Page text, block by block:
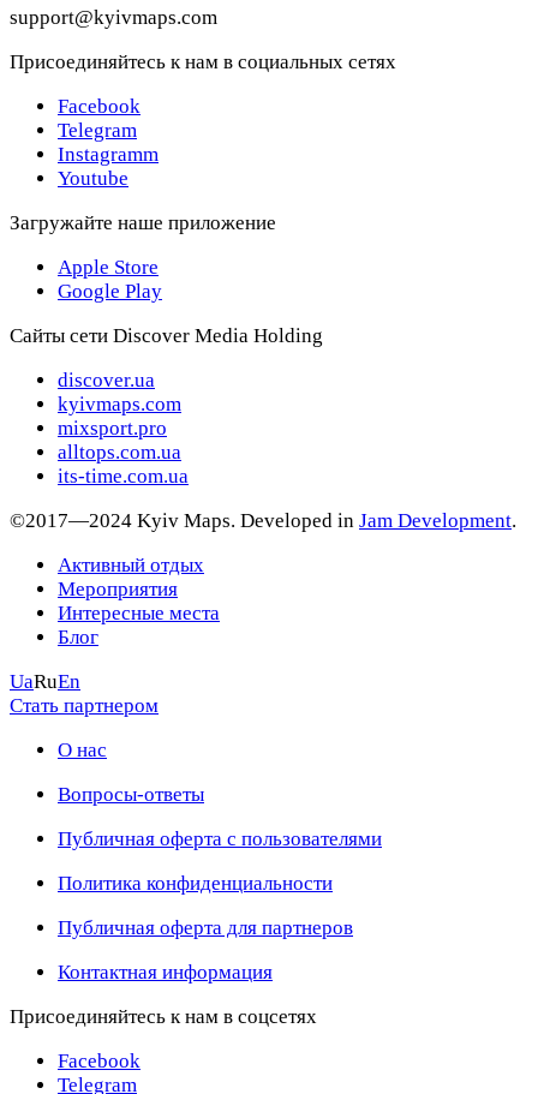
support@kyivmaps.com
Присоединяйтесь к нам в социальных сетях
Facebook
Telegram
Instagramm
Youtube
Загружайте наше приложение
Apple Store
Google Play
Сайты сети Discover Media Holding
discover.ua
kyivmaps.com
mixsport.pro
alltops.com.ua
its-time.com.ua
©2017—2024 Kyiv Maps. Developed in Jam Development.
Активный отдых
Мероприятия
Интересные места
Блог
UaRuEn
Стать партнером
О нас
Вопросы-ответы
Публичная оферта с пользователями
Политика конфиденциальности
Публичная оферта для партнеров
Контактная информация
Присоединяйтесь к нам в соцсетях
Facebook
Telegram